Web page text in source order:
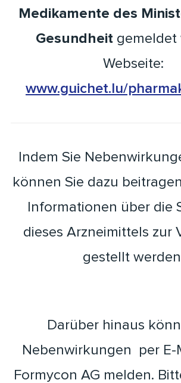
Medikamente des
Gesundheit gemeldet
Webseite:
www.guichet.lu/
Indem Sie
können Sie dazu
Informationen über die
dieses Arzneimittels zur
gestellt
Darüber hinaus
Nebenwirkungen per E-
Formycon AG melden.